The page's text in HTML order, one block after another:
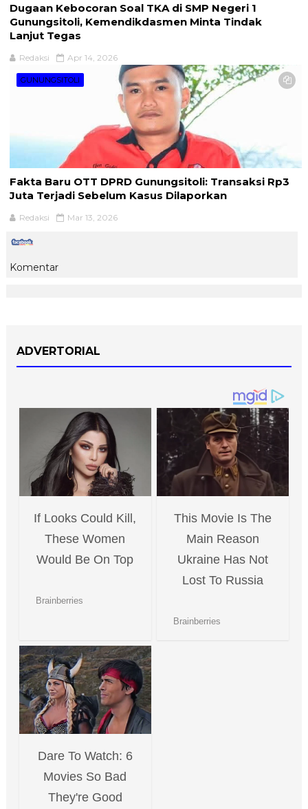
Dugaan Kebocoran Soal TKA di SMP Negeri 1
Gunungsitoli, Kemendikdasmen Minta Tindak
Lanjut Tegas
Redaksi Apr 14, 2026
GUNUNGSITOLI
Fakta Baru OTT DPRD Gunungsitoli: Transaksi Rp3
Juta Terjadi Sebelum Kasus Dilaporkan
Redaksi Mar 13, 2026
Komentar
ADVERTORIAL